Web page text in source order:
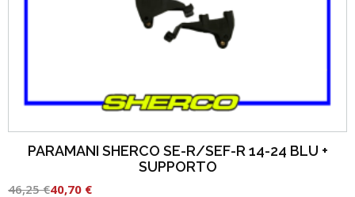
PARAMANI SHERCO SE-R/SEF-R 14-24 BLU +
SUPPORTO
46,25€40,70 €